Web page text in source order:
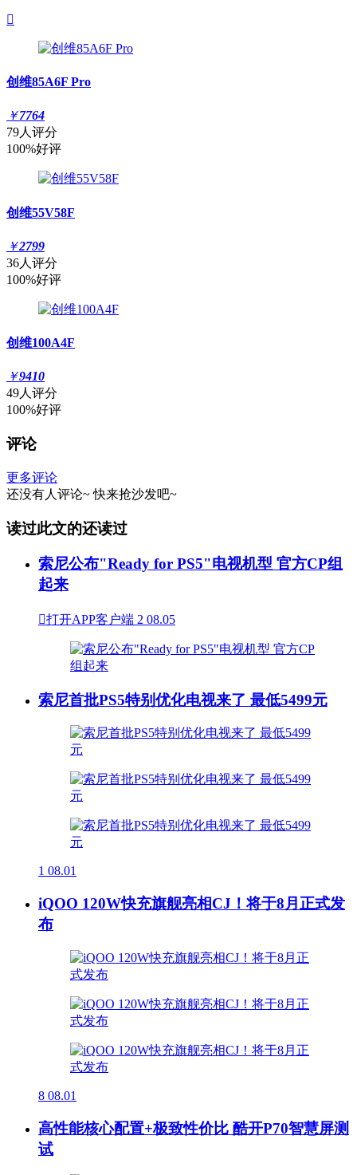

创维85A6F Pro
￥7764
79人评分
100%好评
创维55V58F
￥2799
36人评分
100%好评
创维100A4F
￥9410
49人评分
100%好评
评论
更多评论
还没有人评论~ 快来抢沙发吧~
读过此文的还读过
索尼公布"Ready for PS5"电视机型 官方CP组
起来
打开APP客户端 2 08.05
索尼首批PS5特别优化电视来了 最低5499元
1 08.01
iQOO 120W快充旗舰亮相CJ！将于8月正式发
布
8 08.01
高性能核心配置+极致性价比 酷开P70智慧屏测
试